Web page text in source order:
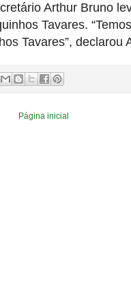
Arthur Bruno
Tavares.
Tavares”, declarou
Página inicial